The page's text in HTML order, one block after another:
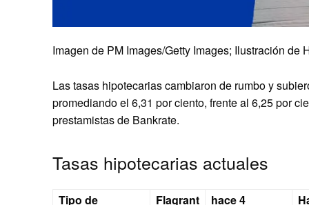
Imagen de PM Images/Getty Images; Ilustración de
Las tasas hipotecarias cambiaron de rumbo y
promediando el 6,31 por ciento, frente al 6,25 por
prestamistas de Bankrate.
Tasas hipotecarias actuales
Tipo de Flagrant hace 4